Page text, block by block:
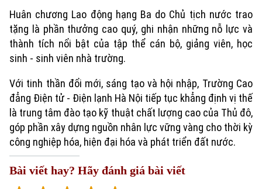
Chuyên mục
Huân chương Lao động hạng Ba do Chủ tịch nước trao
tặng là phần thưởng cao quý, ghi nhận những nỗ lực và
thành tích nổi bật của tập thể cán bộ, giảng viên, học
sinh - sinh viên nhà trường.
Với tinh thần đổi mới, sáng tạo và hội nhập, Trường Cao
đẳng Điện tử - Điện lạnh Hà Nội tiếp tục khẳng định vị thế
là trung tâm đào tạo kỹ thuật chất lượng cao của Thủ đô,
góp phần xây dựng nguồn nhân lực vững vàng cho thời kỳ
công nghiệp hóa, hiện đại hóa và phát triển đất nước.
Bài viết hay? Hãy đánh giá bài viết